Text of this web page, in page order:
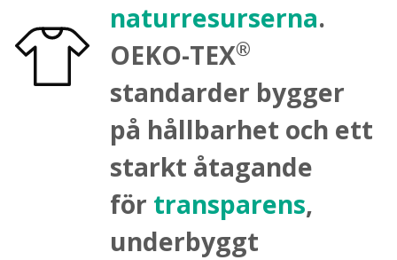
naturresurserna.
OEKO-TEX®
standarder bygger
på hållbarhet och ett
starkt åtagande
för transparens,
underbyggt